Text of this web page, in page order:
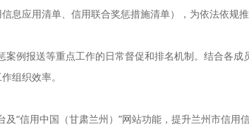
息应用清单、信用联合奖惩措施清单），为依法依规
例报送等重点工作的日常督促和排名机制。结合各
组织效率。
“信用中国（甘肃兰州）”网站功能，提升兰州市信